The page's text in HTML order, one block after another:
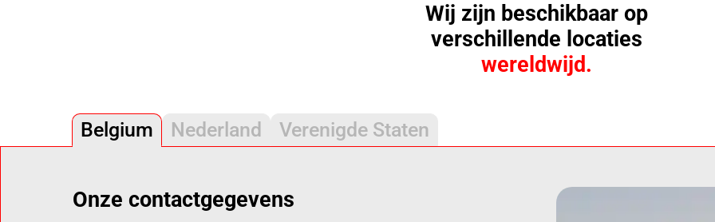
Wij zijn beschikbaar op
verschillende locaties
wereldwijd.
Belgium Nederland Verenigde Staten
Onze contactgegevens